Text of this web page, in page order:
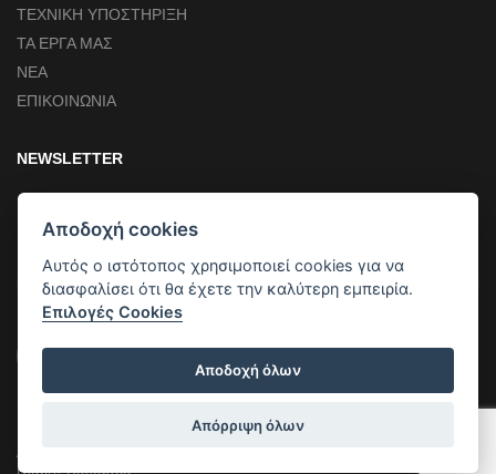
ΤΕΧΝΙΚΗ ΥΠΟΣΤΗΡΙΞΗ
ΤΑ ΕΡΓΑ ΜΑΣ
ΝΕΑ
ΕΠΙΚΟΙΝΩΝΙΑ
NEWSLETTER
Εγγραφή
AlfaCool Hellas © 2026 | Designed & Developed by
Αποδοχή cookies
Αυτός ο ιστότοπος χρησιμοποιεί cookies για να
διασφαλίσει ότι θα έχετε την καλύτερη εμπειρία.
Επιλογές Cookies
Αποδοχή όλων
Απόρριψη όλων